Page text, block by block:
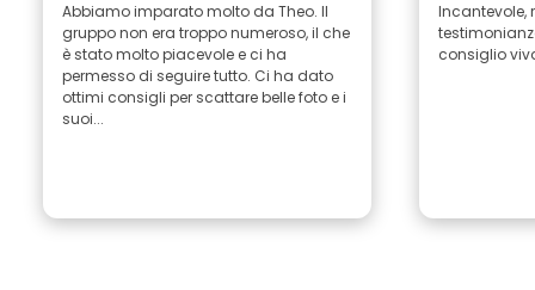
Abbiamo imparato molto da Theo. Il
gruppo non era troppo numeroso, il che
è stato molto piacevole e ci ha
permesso di seguire tutto. Ci ha dato
ottimi consigli per scattare belle foto e i
suoi...
Incantevole,
consiglio